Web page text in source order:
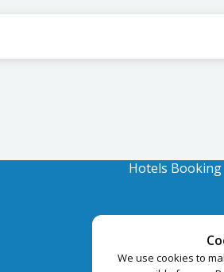
We use cookies to
Hotels Booking